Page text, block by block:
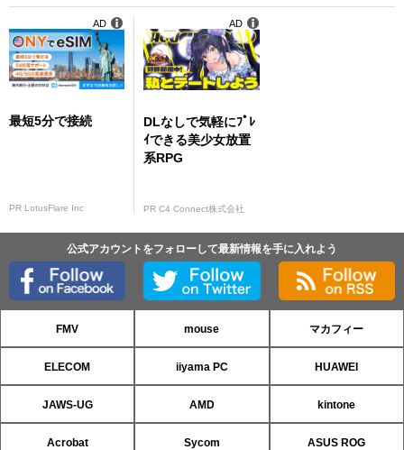
最短5分で接続
PR LotusFlare Inc
AD
DLなしで気軽にﾌﾟﾚ
ｲできる美少女放置
系RPG
PR C4 Connect株式会社
AD
公式アカウントをフォローして最新情報を手に入れよう
FMV mouse マカフィー
ELECOM iiyama PC HUAWEI
JAWS-UG AMD kintone
Acrobat Sycom ASUS ROG